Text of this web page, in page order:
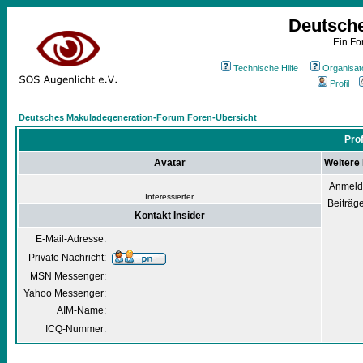
Ein
Technische Hilfe
Profil
Deutsches Makuladegeneration-Forum Foren-Übersicht
Avatar Weitere
Interessierter
Kontakt Insider
E-Mail-Adresse:
Private Nachricht:
MSN Messenger:
Yahoo Messenger:
AIM-Name:
ICQ-Nummer: